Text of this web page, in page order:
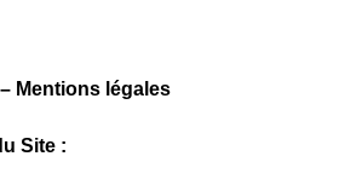
Mentions légales
Site :